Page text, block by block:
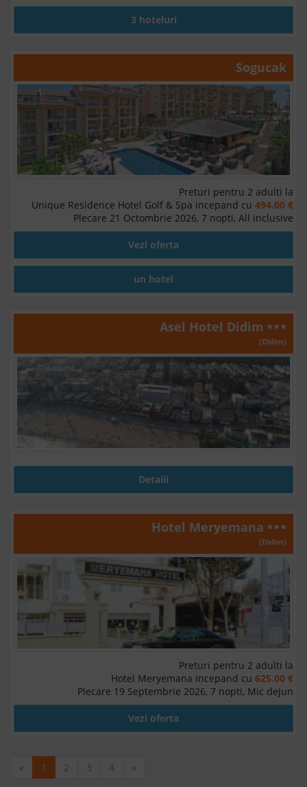
3 hoteluri
Sogucak
Preturi pentru 2 adulti la
Unique Residence Hotel Golf & Spa incepand cu 494.00 €
Plecare 21 Octombrie 2026, 7 nopti, All inclusive
Vezi oferta
un hotel
Asel Hotel Didim
(Didim)
Detalii
Hotel Meryemana
(Didim)
Preturi pentru 2 adulti la
Hotel Meryemana incepand cu 625.00 €
Plecare 19 Septembrie 2026, 7 nopti, Mic dejun
Vezi oferta
« 1 2 3 4 »